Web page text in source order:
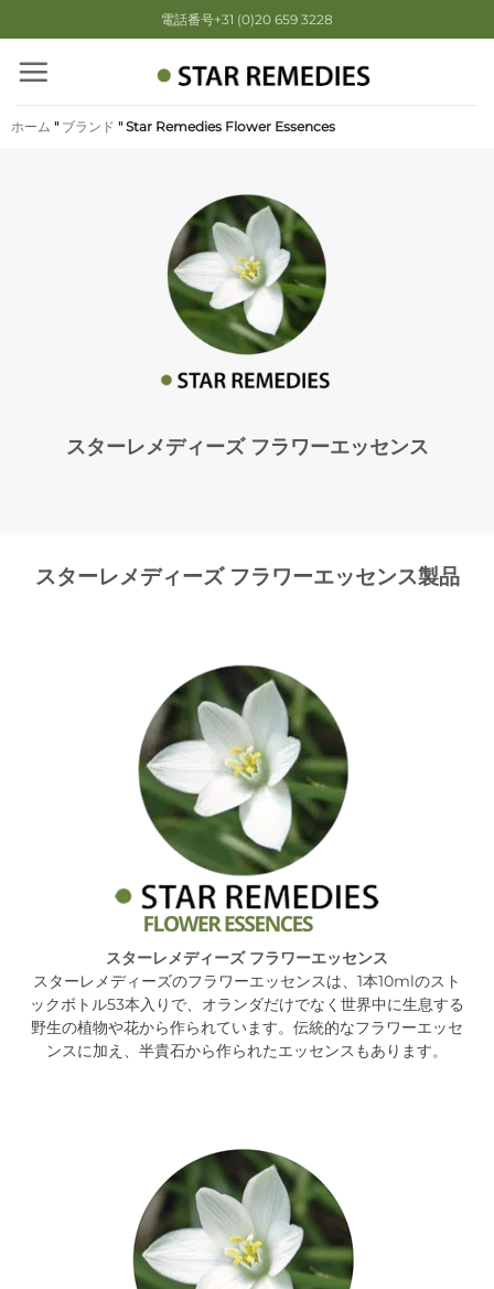
to
content
電話番号+31 (0)20 659 3228
ホーム " ブランド "Star Remedies Flower Essences
スターレメディーズ フラワーエッセンス
スターレメディーズ フラワーエッセンス製品
スターレメディーズ フラワーエッセンス
スターレメディーズのフラワーエッセンスは、1本10mlのスト
ックボトル53本入りで、オランダだけでなく世界中に生息する
野生の植物や花から作られています。伝統的なフラワーエッセ
ンスに加え、半貴石から作られたエッセンスもあります。